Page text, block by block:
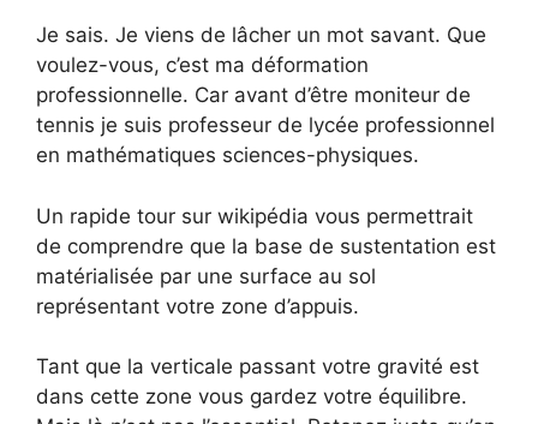
Je sais. Je viens de lâcher un mot savant. Que
voulez-vous, c’est ma déformation
professionnelle. Car avant d’être moniteur de
tennis je suis professeur de lycée professionnel
en mathématiques sciences-physiques.
Un rapide tour sur wikipédia vous permettrait
de comprendre que la base de sustentation est
matérialisée par une surface au sol
représentant votre zone d’appuis.
Tant que la verticale passant votre gravité est
dans cette zone vous gardez votre équilibre.